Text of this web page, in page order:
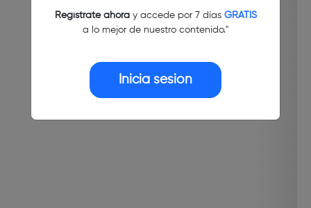
Regístrate ahoray accede por 7 días GRATIS
a lo mejor de nuestro contenido."
Inicia sesión